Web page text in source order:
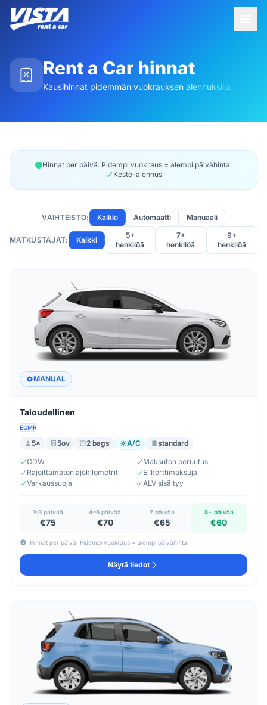
Rent a Car hinnat
Kausihinnat pidemmän vuokrauksen alennuksilla.
Hinnat per päivä. Pidempi vuokraus = alempi päivähinta.
Kesto-alennus
VAIHTEISTO: Kaikki Automaatti Manuaali
MATKUSTAJAT: Kaikki
5+
henkilöä
7+
henkilöä
9+
henkilöä
MANUAL
Taloudellinen
ECMR
5× 5ov 2 bags A/C standard
CDW
Maksuton peruutus
Rajoittamaton ajokilometrit
Ei korttimaksuja
Varkaussuoja
ALV sisältyy
1–3 päivää
€75
4–6 päivää
€70
7 päivää
€65
8+ päivää
€60
Hinnat per päivä. Pidempi vuokraus = alempi päivähinta.
Näytä tiedot